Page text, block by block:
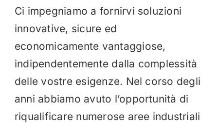
Ci impegniamo a fornirvi soluzioni
innovative, sicure ed
economicamente vantaggiose,
indipendentemente dalla complessità
delle vostre esigenze. Nel corso degli
anni abbiamo avuto l’opportunità di
riqualificare numerose aree industriali